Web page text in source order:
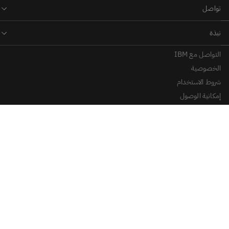
التواصل مع IBM
الخصوصية
شروط الاستخدام
إمكانية الوصول